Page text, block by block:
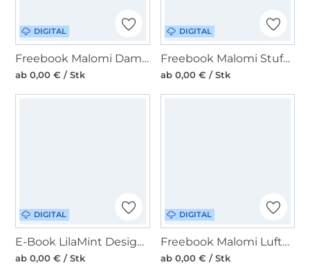
DIGITAL
Freebook Malomi Damen Leggings Leni
ab 0,00 € / Stk
DIGITAL
Freebook Malomi Stufenrock Anna
ab 0,00 € / Stk
DIGITAL
E-Book LilaMint Design Schlüsseltäschchen Indiana19
ab 0,00 € / Stk
DIGITAL
Freebook Malomi Luftballonhülle
ab 0,00 € / Stk